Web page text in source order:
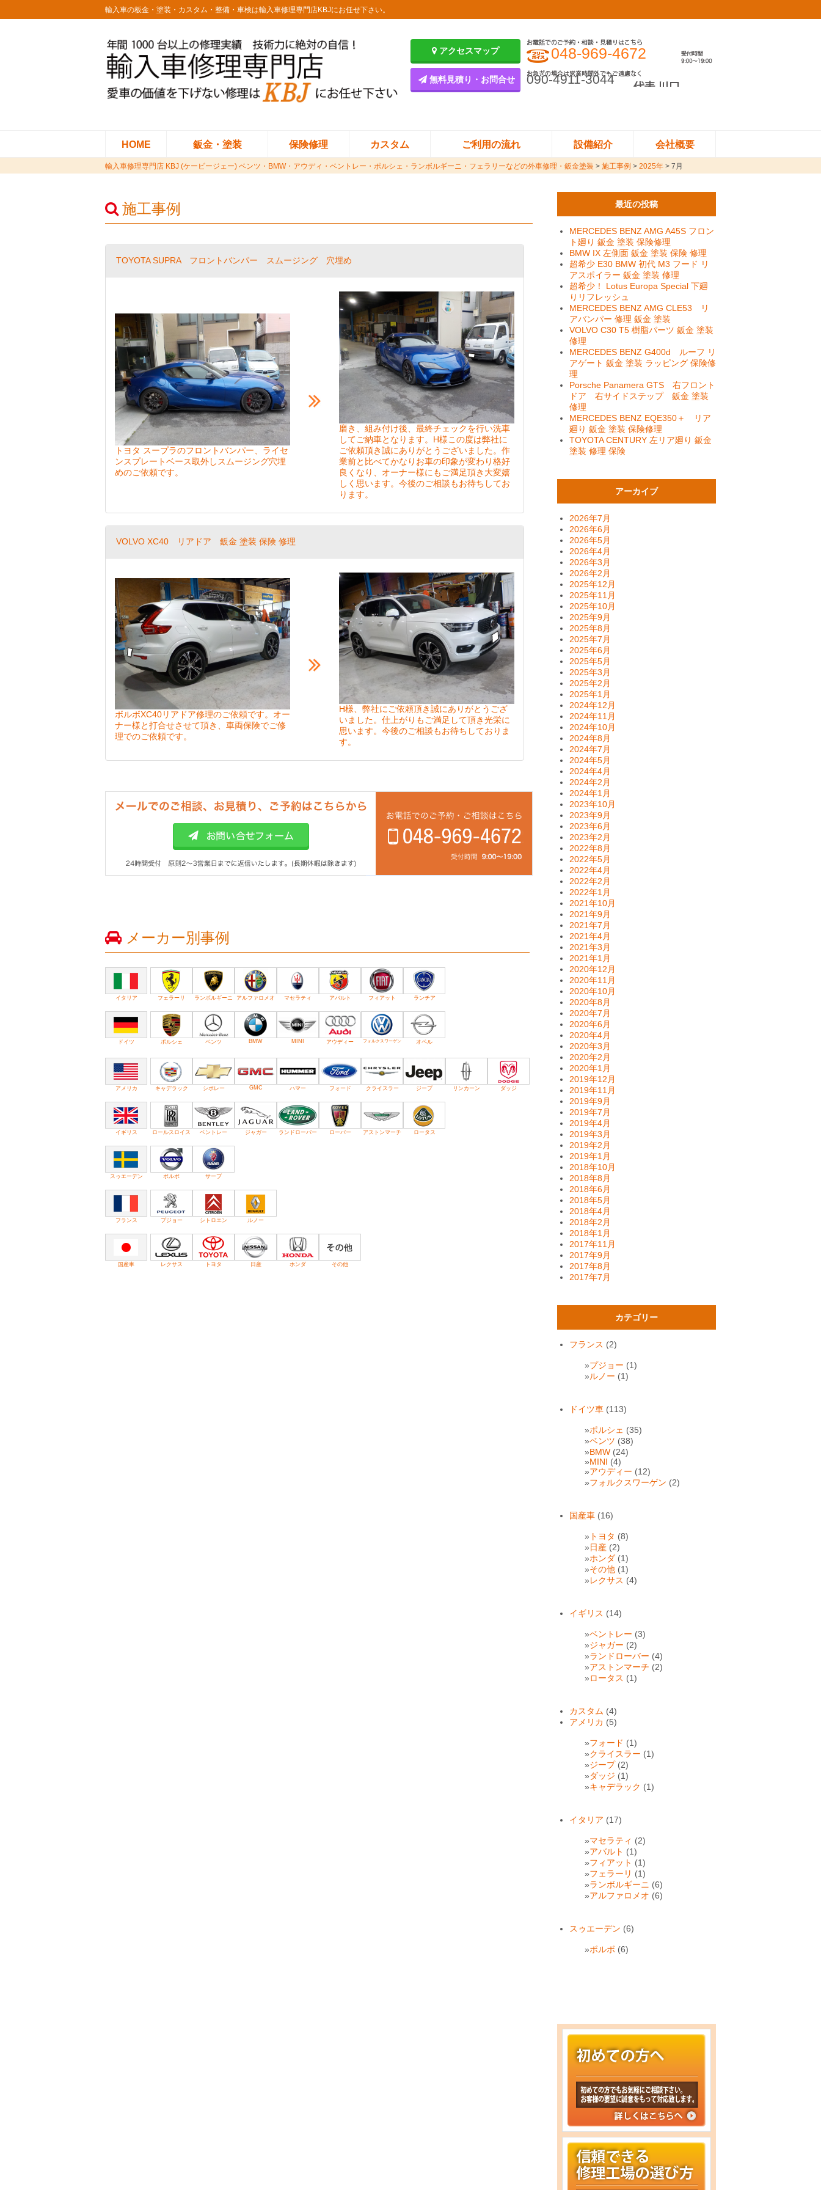
輸入車の板金・塗装・カスタム・整備・車検は輸入車修理専門店KBJにお任せ下さい。
048-969-4672
090-4911-3044
アクセスマップ
無料見積り・お問合せ
HOME 鈑金・塗装 保険修理 カスタム ご利用の流れ 設備紹介 会社概要
輸入車修理専門店 KBJ (ケービージェー) ベンツ・BMW・アウディ・ベントレー・ポルシェ・ランボルギーニ・フェラリーなどの外車修理・鈑金塗装 > 施工事例 > 2025年 > 7月
施工事例
TOYOTA SUPRA フロントバンパー スムージング 穴埋め
トヨタ スープラのフロントバンパー、ライセ
ンスプレートベース取外しスムージング穴埋
めのご依頼です。
磨き、組み付け後、最終チェックを行い洗車
してご納車となります。H様この度は弊社に
ご依頼頂き誠にありがとうございました。作
業前と比べてかなりお車の印象が変わり格好
良くなり、オーナー様にもご満足頂き大変嬉
しく思います。今後のご相談もお待ちしてお
ります。
VOLVO XC40 リアドア 鈑金 塗装 保険 修理
ボルボXC40リアドア修理のご依頼です。オー
ナー様と打合せさせて頂き、車両保険でご修
理でのご依頼です。
H様、弊社にご依頼頂き誠にありがとうござ
いました。仕上がりもご満足して頂き光栄に
思います。今後のご相談もお待ちしておりま
す。
メーカー別事例
イタリア フェラーリ ランボルギーニ アルファロメオ マセラティ アバルト フィアット ランチア
ドイツ ポルシェ ベンツ BMW MINI アウディー フォルクスワーゲン オペル
アメリカ キャデラック シボレー GMC ハマー フォード クライスラー ジープ リンカーン ダッジ
イギリス ロールスロイス ベントレー ジャガー ランドローバー ローバー アストンマーチ ロータス
スゥエーデン ボルボ サーブ
フランス プジョー シトロエン ルノー
国産車 レクサス トヨタ 日産 ホンダ その他
最近の投稿
MERCEDES BENZ AMG A45S フロン
ト廻り 鈑金 塗装 保険修理
BMW IX 左側面 鈑金 塗装 保険 修理
超希少 E30 BMW 初代 M3 フード リ
アスポイラー 鈑金 塗装 修理
超希少！ Lotus Europa Special 下廻
りリフレッシュ
MERCEDES BENZ AMG CLE53 リ
アバンパー 修理 鈑金 塗装
VOLVO C30 T5 樹脂パーツ 鈑金 塗装
修理
MERCEDES BENZ G400d ルーフ リ
アゲート 鈑金 塗装 ラッピング 保険修
理
Porsche Panamera GTS 右フロント
ドア 右サイドステップ 鈑金 塗装
修理
MERCEDES BENZ EQE350＋ リア
廻り 鈑金 塗装 保険修理
TOYOTA CENTURY 左リア廻り 鈑金
塗装 修理 保険
アーカイブ
2026年7月
2026年6月
2026年5月
2026年4月
2026年3月
2026年2月
2025年12月
2025年11月
2025年10月
2025年9月
2025年8月
2025年7月
2025年6月
2025年5月
2025年3月
2025年2月
2025年1月
2024年12月
2024年11月
2024年10月
2024年8月
2024年7月
2024年5月
2024年4月
2024年2月
2024年1月
2023年10月
2023年9月
2023年6月
2023年2月
2022年8月
2022年5月
2022年4月
2022年2月
2022年1月
2021年10月
2021年9月
2021年7月
2021年4月
2021年3月
2021年1月
2020年12月
2020年11月
2020年10月
2020年8月
2020年7月
2020年6月
2020年4月
2020年3月
2020年2月
2020年1月
2019年12月
2019年11月
2019年9月
2019年7月
2019年4月
2019年3月
2019年2月
2019年1月
2018年10月
2018年8月
2018年6月
2018年5月
2018年4月
2018年2月
2018年1月
2017年11月
2017年9月
2017年8月
2017年7月
カテゴリー
フランス (2)
プジョー (1)
ルノー (1)
ドイツ車 (113)
ポルシェ (35)
ベンツ (38)
BMW (24)
MINI (4)
アウディー (12)
フォルクスワーゲン (2)
国産車 (16)
トヨタ (8)
日産 (2)
ホンダ (1)
その他 (1)
レクサス (4)
イギリス (14)
ベントレー (3)
ジャガー (2)
ランドローバー (4)
アストンマーチ (2)
ロータス (1)
カスタム (4)
アメリカ (5)
フォード (1)
クライスラー (1)
ジープ(2)
ダッジ (1)
キャデラック (1)
イタリア (17)
マセラティ (2)
アバルト (1)
フィアット (1)
フェラーリ (1)
ランボルギーニ (6)
アルファロメオ (6)
スゥエーデン (6)
ボルボ (6)